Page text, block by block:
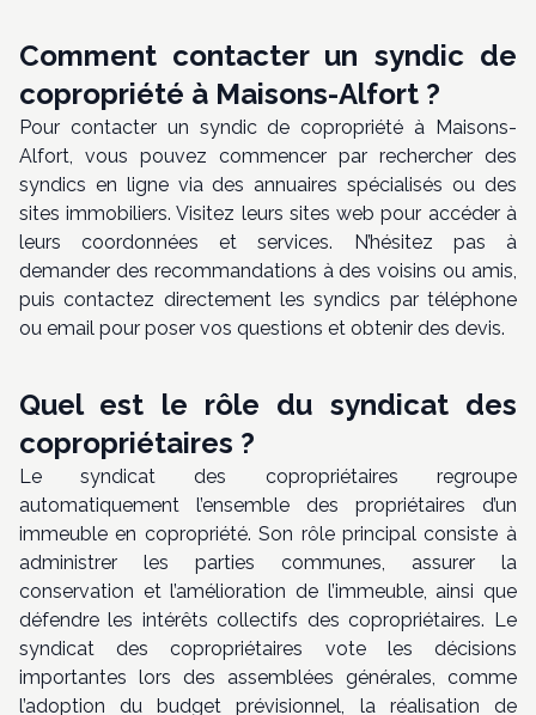
Comment contacter un syndic de
copropriété à Maisons-Alfort ?
Pour contacter un syndic de copropriété à Maisons-
Alfort, vous pouvez commencer par rechercher des
syndics en ligne via des annuaires spécialisés ou des
sites immobiliers. Visitez leurs sites web pour accéder à
leurs coordonnées et services. N’hésitez pas à
demander des recommandations à des voisins ou amis,
puis contactez directement les syndics par téléphone
ou email pour poser vos questions et obtenir des devis.
Quel est le rôle du syndicat des
copropriétaires ?
Le syndicat des copropriétaires regroupe
automatiquement l’ensemble des propriétaires d’un
immeuble en copropriété. Son rôle principal consiste à
administrer les parties communes, assurer la
conservation et l’amélioration de l’immeuble, ainsi que
défendre les intérêts collectifs des copropriétaires. Le
syndicat des copropriétaires vote les décisions
importantes lors des assemblées générales, comme
l’adoption du budget prévisionnel, la réalisation de